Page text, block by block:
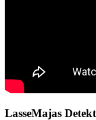
LasseMajas